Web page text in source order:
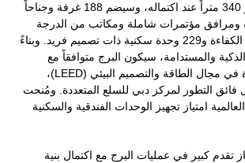
سيبلغ طول أبتاون تاور 340 متراً عند اكتماله، وسيضم 188 غرفة وجناحاً
ومرافق مؤتمرات شاملة ومكاتب من الدرجة
الأولى بمساحات عالية الكفاءة و229 وحدة سكنية ذات تصميم فريد. وبناءً
والمستدامة، سيكون البرج متوافقاً مع
التصنيف الذهبي للقيادة في مجال الطاقة والتصميم البيئي (LEED)،
التطور لمركز دبي للسلع المتعددة. ومُنحت
امتياز تجهيز الوحدات الفندقية والسكنية
2020 إحراز تقدم كبير في عمليات البرج مع اكتمال بنية